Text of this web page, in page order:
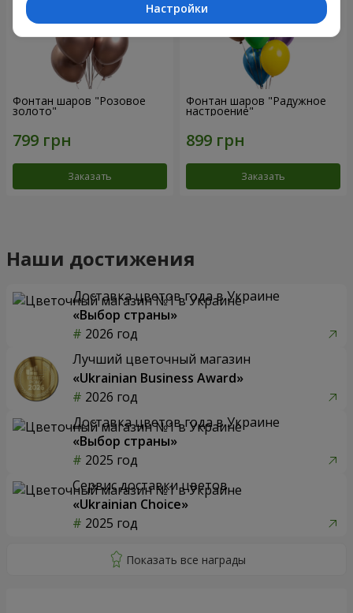
Фонтан шаров "Розовое
золото"
Заказать
Фонтан шаров "Радужное
настроение"
Заказать
Наши достижения
Доставка цветов года в Украине
«Выбор страны»
2026 год
Лучший цветочный магазин
«Ukrainian Business Award»
2026 год
Доставка цветов года в Украине
«Выбор страны»
2025 год
Сервис доставки цветов
«Ukrainian Choice»
2025 год
Настройки